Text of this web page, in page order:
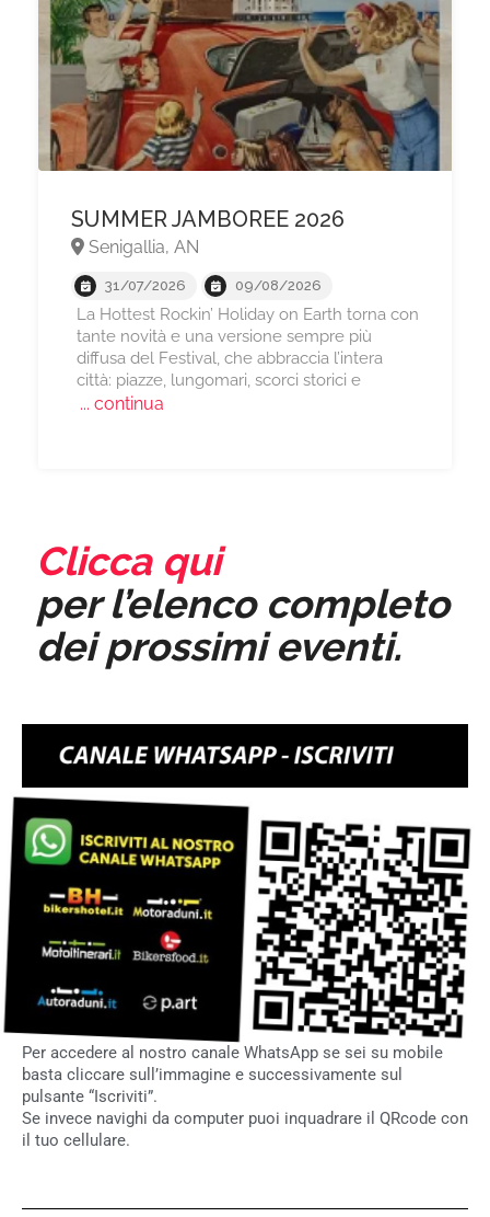
SUMMER JAMBOREE 2026
Senigallia, AN
31/07/2026 09/08/2026
La Hottest Rockin’ Holiday on Earth torna con
tante novità e una versione sempre più
diffusa del Festival, che abbraccia l’intera
città: piazze, lungomari, scorci storici e
... continua
Clicca qui
per l’elenco completo
dei prossimi eventi.
Per accedere al nostro canale WhatsApp se sei su mobile
basta cliccare sull’immagine e successivamente sul
pulsante “Iscriviti”.
Se invece navighi da computer puoi inquadrare il QRcode con
il tuo cellulare.